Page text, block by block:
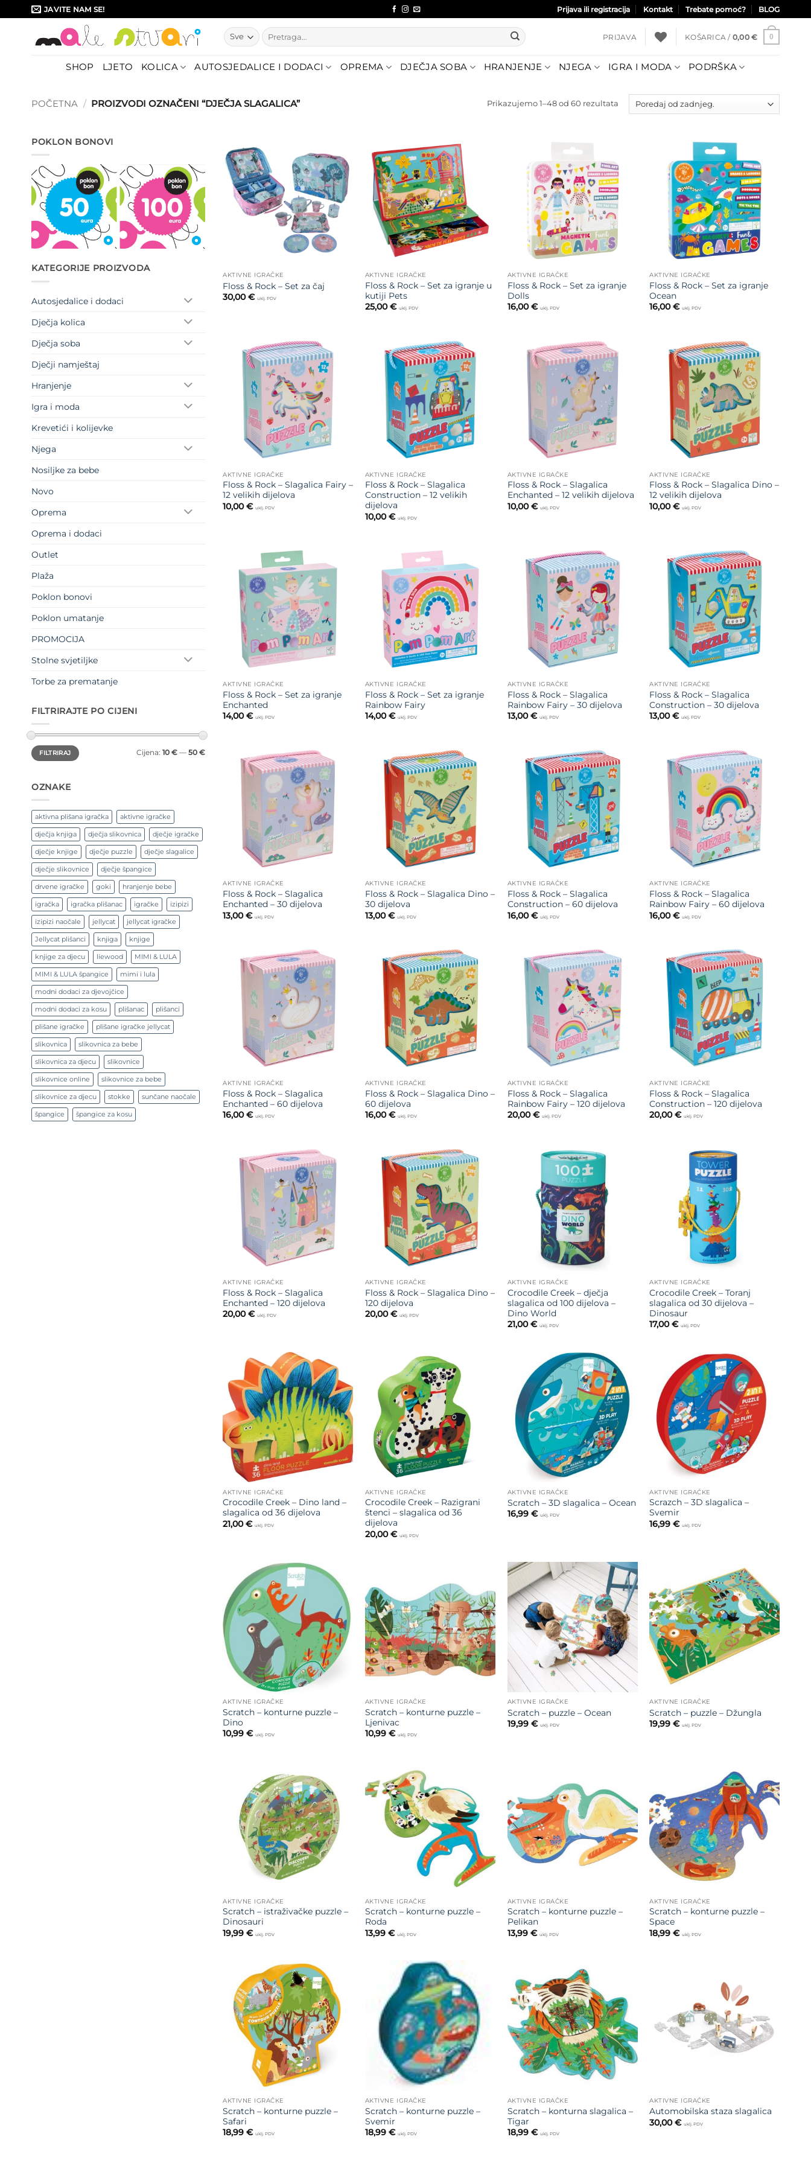
to
JAVITE NAM SE! Prijava ili registracija Kontakt Trebate pomoć? BLOG
Pretraži:
PRIJAVA KOŠARICA / 0,00 € 0
SHOP LJETO KOLICA AUTOSJEDALICE I DODACI OPREMA DJEČJA SOBA HRANJENJE NJEGA IGRA I MODA PODRŠKA
POČETNA / PROIZVODI OZNAČENI “DJEČJA SLAGALICA” Prikazujemo 1–48 od 60 rezultata Poredano
POKLON BONOVI
KATEGORIJE PROIZVODA
Autosjedalice i dodaci
Dječja kolica
Dječja soba
Dječji namještaj
Hranjenje
Igra i moda
Krevetići i kolijevke
Njega
Nosiljke za bebe
Novo
Oprema
Oprema i dodaci
Outlet
Plaža
Poklon bonovi
Poklon umatanje
PROMOCIJA
Stolne svjetiljke
Torbe za prematanje
FILTRIRAJTE PO CIJENI
Min
cijena
Maks
cijenaFILTRIRAJ Cijena: 10 €— 50 €
OZNAKE
aktivna plišana igračka aktivne igračke
dječja knjiga dječja slikovnica dječje igračke
dječje knjige dječje puzzle dječje slagalice
dječje slikovnice dječje špangice
drvene igračke goki hranjenje bebe
igračka igračka plišanac igračke izipizi
izipizi naočale jellycat jellycat igračke
Jellycat plišanci knjiga knjige
knjige za djecu liewood MIMI & LULA
MIMI & LULA špangice mimi i lula
modni dodaci za djevojčice
modni dodaci za kosu plišanac plišanci
plišane igračke plišane igračke jellycat
slikovnica slikovnica za bebe
slikovnica za djecu slikovnice
slikovnice online slikovnice za bebe
slikovnice za djecu stokke sunčane naočale
špangice špangice za kosu
Dodajte
na listu
želja
AKTIVNE IGRAČKE
Floss & Rock – Set za čaj
30,00€ uklj. PDV
Dodajte
na listu
AKTIVNE IGRAČKE
Floss & Rock – Set za igranje u
kutiji Pets
25,00€ uklj. PDV
Dodajte
na listu
želja
AKTIVNE IGRAČKE
Floss & Rock – Set za igranje
Dolls
16,00€ uklj. PDV
Dodajte
na listu
želja
AKTIVNE IGRAČKE
Floss & Rock – Set za igranje
Ocean
16,00€ uklj. PDV
Dodajte
na listu
želja
AKTIVNE IGRAČKE
Floss & Rock – Slagalica Fairy –
12 velikih dijelova
10,00€ uklj. PDV
Dodajte
na listu
želja
AKTIVNE IGRAČKE
Floss & Rock – Slagalica
Construction – 12 velikih
dijelova
10,00€ uklj. PDV
Dodajte
na listu
želja
AKTIVNE IGRAČKE
Floss & Rock – Slagalica
Enchanted – 12 velikih dijelova
10,00€ uklj. PDV
Dodajte
na listu
želja
AKTIVNE IGRAČKE
Floss & Rock – Slagalica Dino –
12 velikih dijelova
10,00€ uklj. PDV
Dodajte
na listu
AKTIVNE IGRAČKE
Floss & Rock – Set za igranje
Enchanted
14,00€ uklj. PDV
Dodajte
na listu
želja
AKTIVNE IGRAČKE
Floss & Rock – Set za igranje
Rainbow Fairy
14,00€ uklj. PDV
Dodajte
na listu
želja
AKTIVNE IGRAČKE
Floss & Rock – Slagalica
Rainbow Fairy – 30 dijelova
13,00€ uklj. PDV
Dodajte
na listu
želja
AKTIVNE IGRAČKE
Floss & Rock – Slagalica
Construction – 30 dijelova
13,00€ uklj. PDV
Dodajte
na listu
želja
AKTIVNE IGRAČKE
Floss & Rock – Slagalica
Enchanted – 30 dijelova
13,00€ uklj. PDV
Dodajte
na listu
želja
AKTIVNE IGRAČKE
Floss & Rock – Slagalica Dino –
30 dijelova
13,00€ uklj. PDV
Dodajte
na listu
želja
AKTIVNE IGRAČKE
Floss & Rock – Slagalica
Construction – 60 dijelova
16,00€ uklj. PDV
Dodajte
na listu
želja
AKTIVNE IGRAČKE
Floss & Rock – Slagalica
Rainbow Fairy – 60 dijelova
16,00€ uklj. PDV
Dodajte
na listu
želja
AKTIVNE IGRAČKE
Floss & Rock – Slagalica
Enchanted – 60 dijelova
16,00€ uklj. PDV
Dodajte
na listu
želja
AKTIVNE IGRAČKE
Floss & Rock – Slagalica Dino –
60 dijelova
16,00€ uklj. PDV
Dodajte
na listu
želja
AKTIVNE IGRAČKE
Floss & Rock – Slagalica
Rainbow Fairy – 120 dijelova
20,00€ uklj. PDV
Dodajte
na listu
želja
AKTIVNE IGRAČKE
Floss & Rock – Slagalica
Construction – 120 dijelova
20,00€ uklj. PDV
Dodajte
na listu
želja
AKTIVNE IGRAČKE
Floss & Rock – Slagalica
Enchanted – 120 dijelova
20,00€ uklj. PDV
Dodajte
na listu
želja
AKTIVNE IGRAČKE
Floss & Rock – Slagalica Dino –
120 dijelova
20,00€ uklj. PDV
Dodajte
na listu
želja
AKTIVNE IGRAČKE
Crocodile Creek – dječja
slagalica od 100 dijelova –
Dino World
21,00€ uklj. PDV
AKTIVNE IGRAČKE
Crocodile Creek – Toranj
slagalica od 30 dijelova –
Dinosaur
17,00€ uklj. PDV
Dodajte
na listu
želja
AKTIVNE IGRAČKE
Crocodile Creek – Dino land –
slagalica od 36 dijelova
21,00€ uklj. PDV
Dodajte
AKTIVNE IGRAČKE
Crocodile Creek – Razigrani
štenci – slagalica od 36
dijelova
20,00€ uklj. PDV
Dodajte
na listu
želja
AKTIVNE IGRAČKE
Scratch – 3D slagalica – Ocean
16,99 € uklj. PDV
Dodajte
na listu
želja
AKTIVNE IGRAČKE
Scrazch – 3D slagalica –
Svemir
16,99€ uklj. PDV
Dodajte
želja
AKTIVNE IGRAČKE
Scratch – konturne puzzle –
Dino
10,99€ uklj. PDV
Dodajte
na listu
želja
AKTIVNE IGRAČKE
Scratch – konturne puzzle –
Ljenivac
10,99 € uklj. PDV
Dodajte
na listu
želja
AKTIVNE IGRAČKE
Scratch – puzzle – Ocean
19,99 € uklj. PDV
Dodajte
na listu
želja
AKTIVNE IGRAČKE
Scratch – puzzle – Džungla
19,99€ uklj. PDV
Dodajte
na listu
želja
AKTIVNE IGRAČKE
Scratch – istraživačke puzzle –
Dinosauri
19,99€ uklj. PDV
Dodajte
na listu
želja
AKTIVNE IGRAČKE
Scratch – konturne puzzle –
Roda
13,99 € uklj. PDV
Dodajte
na listu
želja
AKTIVNE IGRAČKE
Scratch – konturne puzzle –
Pelikan
13,99 € uklj. PDV
Dodajte
na listu
želja
AKTIVNE IGRAČKE
Scratch – konturne puzzle –
Space
18,99€ uklj. PDV
Dodajte
na listu
želja
AKTIVNE IGRAČKE
Scratch – konturne puzzle –
Safari
18,99€ uklj. PDV
Dodajte
na listu
želja
AKTIVNE IGRAČKE
Scratch – konturne puzzle –
Svemir
18,99 € uklj. PDV
na listu
želja
AKTIVNE IGRAČKE
Scratch – konturna slagalica –
Tigar
18,99 € uklj. PDV
na listu
AKTIVNE IGRAČKE
Automobilska staza slagalica
30,00€ uklj. PDV